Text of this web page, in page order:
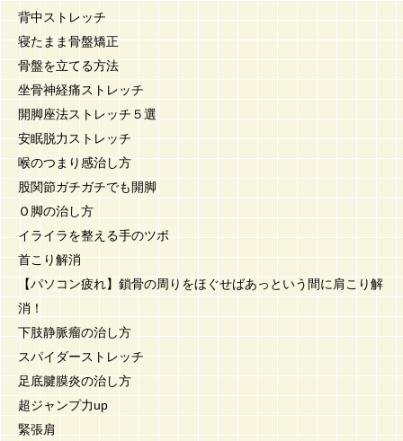
背中ストレッチ
寝たまま骨盤矯正
骨盤を立てる方法
坐骨神経痛ストレッチ
開脚座法ストレッチ５選
安眠脱力ストレッチ
喉のつまり感治し方
股関節ガチガチでも開脚
Ｏ脚の治し方
イライラを整える手のツボ
首こり解消
【パソコン疲れ】鎖骨の周りをほぐせばあっという間に肩こり解
消！
下肢静脈瘤の治し方
スパイダーストレッチ
足底腱膜炎の治し方
超ジャンプ力up
緊張肩